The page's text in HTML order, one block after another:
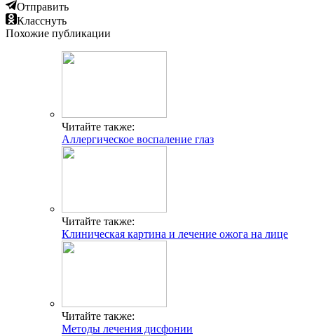
Отправить
Класснуть
Похожие публикации
Читайте также:
Аллергическое воспаление глаз
Читайте также:
Клиническая картина и лечение ожога на лице
Читайте также:
Методы лечения дисфонии